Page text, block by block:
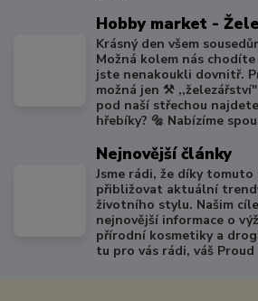
Hobby market -
Krásný den všem
Možná kolem nás
jste nenakoukli dovnitř.
možná jen ⚒️
pod naší střechou
hřebíky? 🔩 Nabízíme
Nejnovější články
Jsme rádi, že díky tomuto
přibližovat aktuální
životního stylu. Našim
nejnovější informace o
přírodní kosmetiky a
tu pro vás rádi, váš Proud